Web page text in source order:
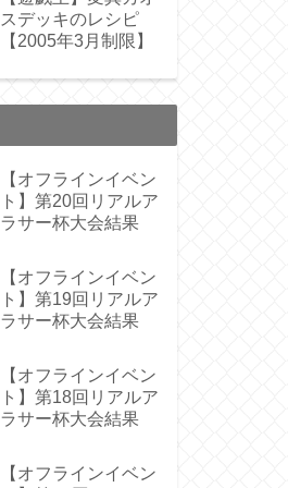
スデッキのレシピ
【2005年3月制限】
【オフラインイベン
ト】第20回リアルア
ラサー杯大会結果
【オフラインイベン
ト】第19回リアルア
ラサー杯大会結果
【オフラインイベン
ト】第18回リアルア
ラサー杯大会結果
【オフラインイベン